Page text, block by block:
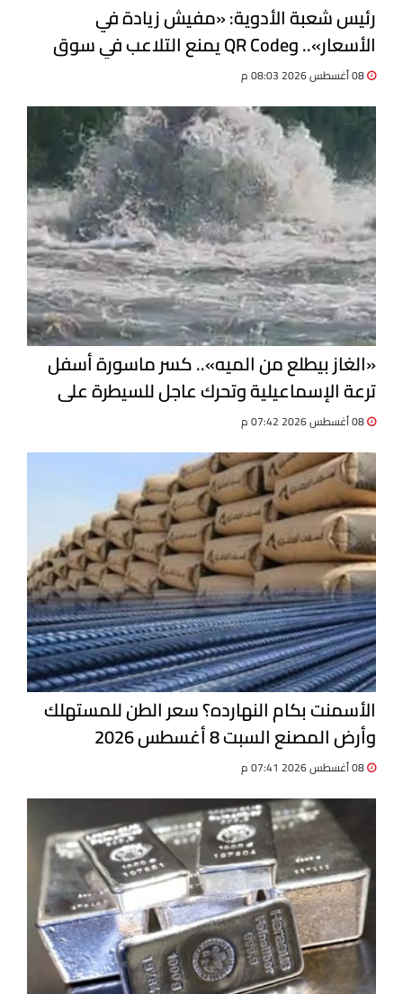
رئيس شعبة الأدوية: «مفيش زيادة في
الأسعار».. وQR Code يمنع التلاعب في سوق
الدواء
«الغاز بيطلع من الميه».. كسر ماسورة أسفل
ترعة الإسماعيلية وتحرك عاجل للسيطرة على
التسرب
الأسمنت بكام النهارده؟ سعر الطن للمستهلك
وأرض المصنع السبت 8 أغسطس 2026